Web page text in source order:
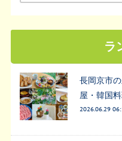
ラ
長岡京市
屋・韓国
2026.06.29